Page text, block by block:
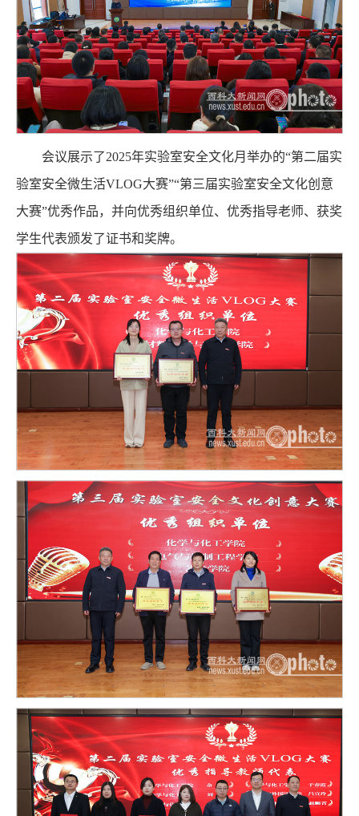
会议展示了2025年实验室安全文化月举办的“第二届实
验室安全微生活VLOG大赛”“第三届实验室安全文化创意
大赛”优秀作品，并向优秀组织单位、优秀指导老师、获奖
学生代表颁发了证书和奖牌。